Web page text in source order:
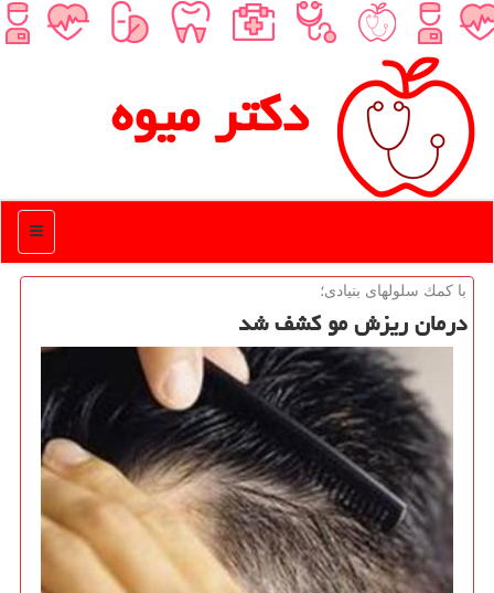
دكتر میوه
منو
با كمك سلولهای بنیادی؛
درمان ریزش مو كشف شد